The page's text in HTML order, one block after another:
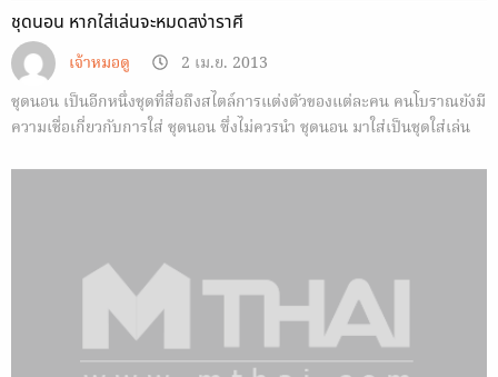
ชุดนอน หากใส่เล่นจะหมดสง่าราศี
เจ้าหมอดู
2 เม.ย. 2013
ชุดนอน เป็นอีกหนึ่งชุดที่สื่อถึงสไตล์การแต่งตัวของแต่ละคน คนโบราณยังมี
ความเชื่อเกี่ยวกับการใส่ ชุดนอน ซึ่งไม่ควรนำ ชุดนอน มาใส่เป็นชุดใส่เล่น